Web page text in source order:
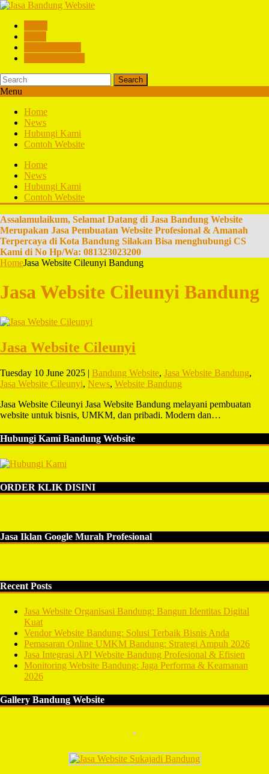
Search
Menu
Home
News
Hubungi Kami
Contoh Website
Home
News
Hubungi Kami
Contoh Website
Assalamulaikum, Selamat Datang di Jasa Bandung Website
Merupakan Jasa Pembuatan Website Profesional & Amanah
Terpercaya di Kota Bandung Silakan Bisa menghubungi CS
Kami di No Hp/Wa: 081323023200
HomeJasa Website Cileunyi Bandung
Jasa Website Cileunyi Bandung
Jasa Website Cileunyi
Tuesday 10 June 2025 | Bandung Website, Jasa Website Bandung,
Jasa Website Cileunyi, News, Website Bandung
Jasa Website Cileunyi Jasa Website Bandung melayani pembuatan
website untuk bisnis, UMKM, dan pribadi. Modern dan…
Hubungi Kami Bandung Website
ORDER KLIK DISINI
Jasa Iklan Google Murah Profesional
Recent Posts
Jasa Website Organisasi Bandung: Bangun Identitas Digital
Kuat
Vendor Website Bandung: Solusi Terbaik Bisnis Anda
Pemasaran Online UMKM Bandung: Strategi Ampuh 2026
Jasa Integrasi API Website Bandung Profesional & Efisien
Monitoring Website Bandung: Jaga Performa & Keamanan
2026
Gallery Bandung Website